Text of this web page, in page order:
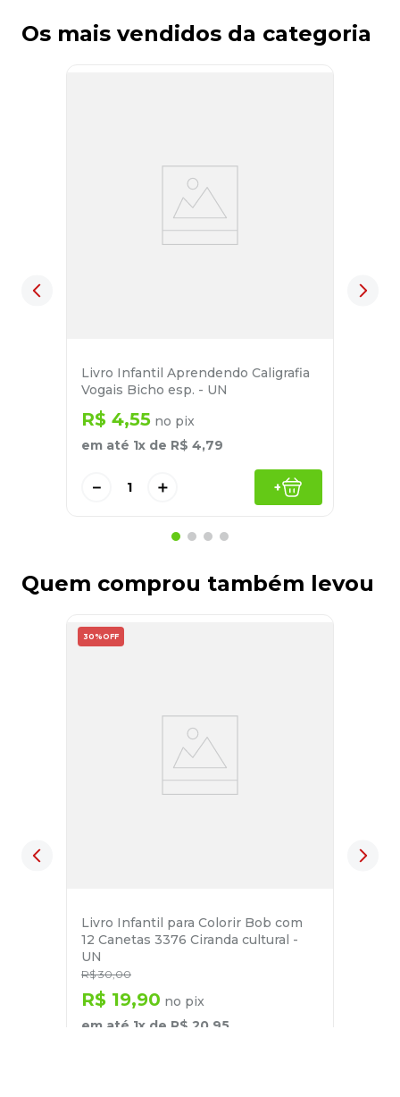
Os mais vendidos da categoria
Livro Infantil Aprendendo Caligrafia
Vogais Bicho esp. - UN
R$ 4,55 no pix
em até 1x de R$ 4,79
＋
－ +
Quem comprou também levou
30% OFF
Livro Infantil para Colorir Bob com
12 Canetas 3376 Ciranda cultural -
UN
R$ 30,00
R$ 19,90 no pix
em até 1x de R$ 20 95